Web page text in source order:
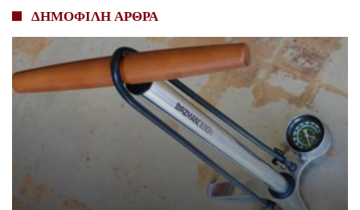
ΔΗΜΟΦΙΛΗ ΑΡΘΡΑ